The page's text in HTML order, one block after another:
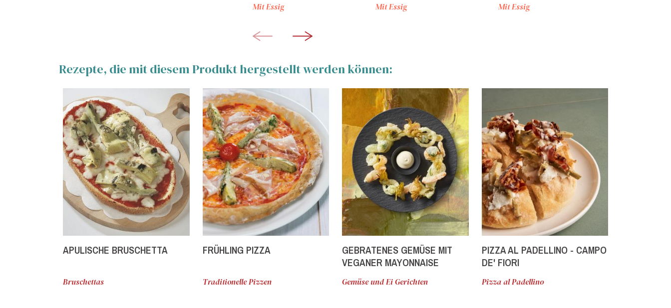
Mit Essig Mit Essig Mit Essig
Rezepte, die mit diesem Produkt hergestellt werden können:
APULISCHE BRUSCHETTA
Bruschettas
FRÜHLING PIZZA
Traditionelle Pizzen
GEBRATENES GEMÜSE MIT
VEGANER MAYONNAISE
Gemüse und Ei Gerichten
PIZZA AL PADELLINO - CAMPO
DE' FIORI
Pizza al Padellino